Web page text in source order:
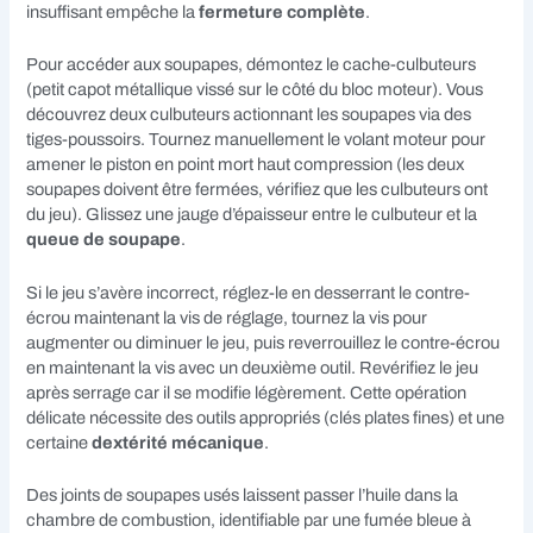
insuffisant empêche lafermeture complète.
Pour accéder aux soupapes, démontez le cache-culbuteurs
(petit capot métallique vissé sur le côté du bloc moteur). Vous
découvrez deux culbuteurs actionnant les soupapes via des
tiges-poussoirs. Tournez manuellement le volant moteur pour
amener le piston en point mort haut compression (les deux
soupapes doivent être fermées, vérifiez que les culbuteurs ont
du jeu). Glissez une jauge d’épaisseur entre le culbuteur et la
queue de soupape.
Si le jeu s’avère incorrect, réglez-le en desserrant le contre-
écrou maintenant la vis de réglage, tournez la vis pour
augmenter ou diminuer le jeu, puis reverrouillez le contre-écrou
en maintenant la vis avec un deuxième outil. Revérifiez le jeu
après serrage car il se modifie légèrement. Cette opération
délicate nécessite des outils appropriés (clés plates fines) et une
certainedextérité mécanique.
Des joints de soupapes usés laissent passer l’huile dans la
chambre de combustion, identifiable par une fumée bleue à